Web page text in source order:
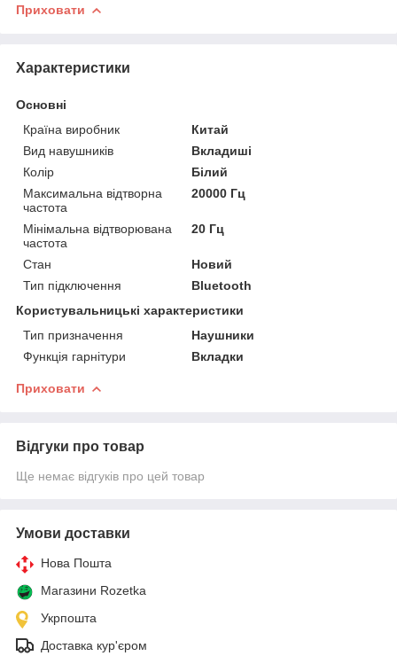
Приховати
Характеристики
Основні
Країна виробник
Китай
Вид навушників
Вкладиші
Колір
Білий
Максимальна відтворна
частота
20000 Гц
Мінімальна відтворювана
частота
20 Гц
Стан
Новий
Тип підключення
Bluetooth
Користувальницькі характеристики
Тип призначення
Наушники
Функція гарнітури
Вкладки
Приховати
Відгуки про товар
Ще немає відгуків про цей товар
Умови доставки
Нова Пошта
Магазини Rozetka
Укрпошта
Доставка кур'єром